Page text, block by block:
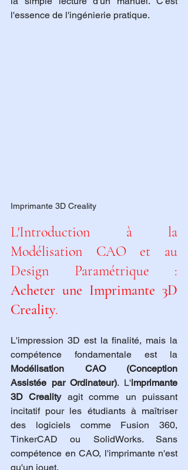
l'essence de l'ingénierie pratique.
Imprimante 3D Creality
L'Introduction à la
Modélisation CAO et au
Acheter une Imprimante 3D
Creality.
L'impression 3D est la finalité, mais la
Modélisation CAO (Conception
Assistée par Ordinateur). L'imprimante
3D Creality agit comme un puissant
incitatif pour les étudiants à maîtriser
des logiciels comme Fusion 360,
TinkerCAD ou SolidWorks. Sans
compétence en CAO, l'imprimante n'est
qu'un jouet.